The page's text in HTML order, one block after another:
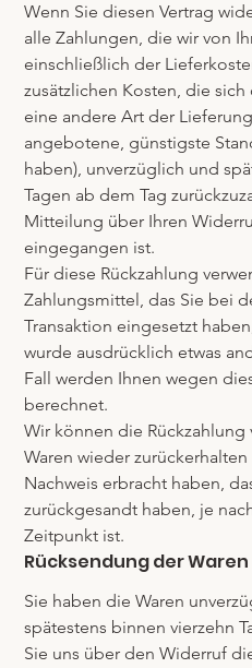
Wenn Sie diesen Vertrag
alle Zahlungen, die wir von
einschließlich der
zusätzlichen Kosten, die sich
eine andere Art der
angebotene, günstigste
haben), unverzüglich und
Tagen ab dem Tag
Mitteilung über Ihren
eingegangen ist.
Für diese Rückzahlung
Zahlungsmittel, das Sie bei
Transaktion eingesetzt
wurde ausdrücklich etwas
Fall werden Ihnen wegen
berechnet.
Wir können die
Waren wieder
Nachweis erbracht haben,
zurückgesandt haben, je
Zeitpunkt ist.
Rücksendung der Waren
Sie haben die Waren
spätestens binnen vierzehn
Sie uns über den Widerruf